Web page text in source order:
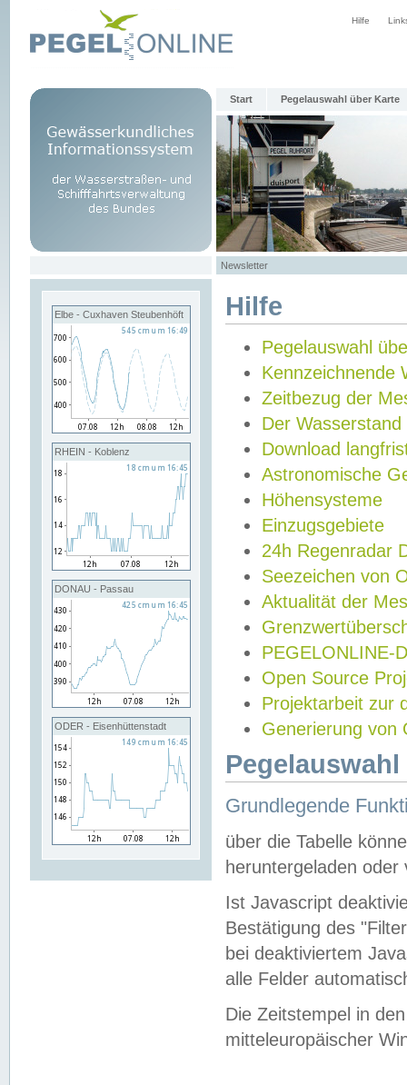
Hilfe
Start Pegelauswahl über Karte
Newsletter
Elbe - Cuxhaven Steubenhöft
RHEIN - Koblenz
DONAU - Passau
ODER - Eisenhüttenstadt
Hilfe
Pegelauswahl
Kennzeichnende
Zeitbezug der
Der Wasserstand
Download
Astronomische
Höhensysteme
Einzugsgebiete
24h Regenradar
Seezeichen von
Aktualität der
PEGELONLINE-
Open Source
Projektarbeit zur
Generierung von
Grundlegende
über die Tabelle
heruntergeladen oder
Ist Javascript
Bestätigung des
bei deaktiviertem
alle Felder
Die Zeitstempel in
mitteleuropäischer